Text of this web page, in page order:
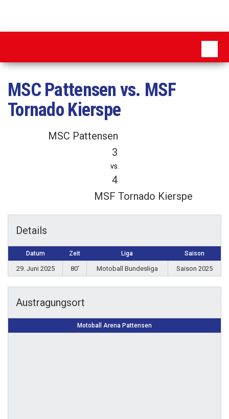
MSC Pattensen vs. MSF
Tornado Kierspe
MSC Pattensen
3
vs.
4
MSF Tornado Kierspe
Details
Datum Zeit Liga Saison
29. Juni 2025 80' Motoball Bundesliga Saison 2025
Austragungsort
Motoball Arena Pattensen